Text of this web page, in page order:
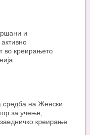
и
во креирањето
средба на Женски
за учење,
креирање